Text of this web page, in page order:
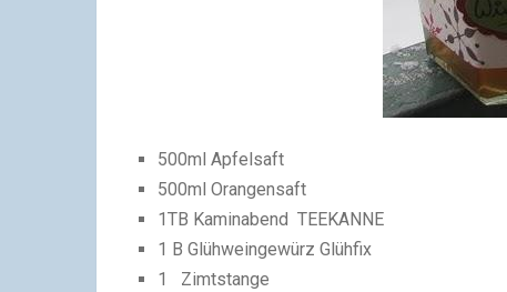
500ml Apfelsaft
500ml Orangensaft
1TB Kaminabend TEEKANNE
1 B Glühweingewürz Glühfix
1 Zimtstange